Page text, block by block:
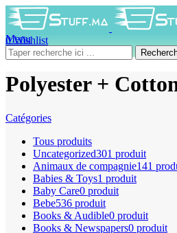
0Wishlist
0produit 0DH
Menu
Polyester +
Catégories
Tous produits
Uncategorized301 produit
Animaux de compagnie141
Babies & Toys1 produit
Baby Care0 produit
Bebe536 produit
Books & Audible0 produit
Books & Newspapers0 produit